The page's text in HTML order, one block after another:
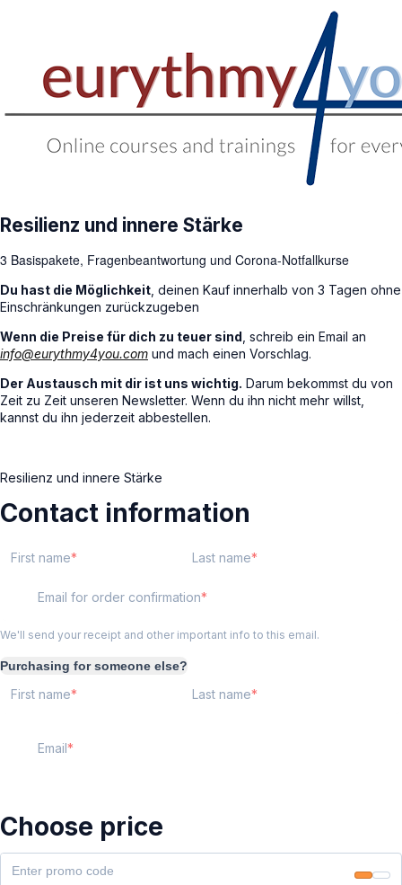
Resilienz und innere Stärke
3 Basispakete, Fragenbeantwortung und Corona-Notfallkurse
Du hast die Möglichkeit , deinen Kauf innerhalb von 3 Tagen ohne
Einschränkungen zurückzugeben
Wenn die Preise für dich zu teuer sind , schreib ein Email an
info@eurythmy4you.com und mach einen Vorschlag.
Der Austausch mit dir ist uns wichtig. Darum bekommst du von
Zeit zu Zeit unseren Newsletter. Wenn du ihn nicht mehr willst,
kannst du ihn jederzeit abbestellen.
Resilienz und innere Stärke
Contact information
First name Last name
Email for order confirmation
We'll send your receipt and other important info to this email.
Purchasing for someone else?
First name Last name
Email
Choose price